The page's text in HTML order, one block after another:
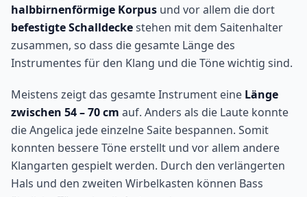
halbbirnenförmige Korpus und vor allem die dort
befestigte Schalldeckestehen mit dem Saitenhalter
zusammen, so dass die gesamte Länge des
Instrumentes für den Klang und die Töne wichtig sind.
Meistens zeigt das gesamte Instrument eine Länge
zwischen 54 – 70 cm auf. Anders als die Laute konnte
die Angelica jede einzelne Saite bespannen. Somit
konnten bessere Töne erstellt und vor allem andere
Klangarten gespielt werden. Durch den verlängerten
Hals und den zweiten Wirbelkasten können Bass